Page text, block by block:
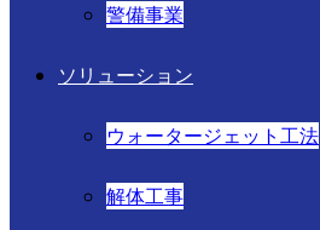
警備事業
ソリューション
ウォータージェット工法
解体工事